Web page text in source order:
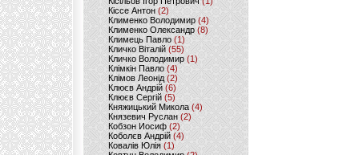
Кіссе Антон (2)
Клименко Володимир(4)
Клименко Олександр (8)
Климець Павло (1)
Кличко Віталій(55)
Кличко Володимир (1)
Клімкін Павло (4)
Клімов Леонід(2)
Клюєв Андрій(6)
Клюєв Сергій (5)
Княжицький Микола(4)
Князевич Руслан (2)
Кобзон Иосиф(2)
Коболєв Андрій (4)
Ковалів Юлія(1)